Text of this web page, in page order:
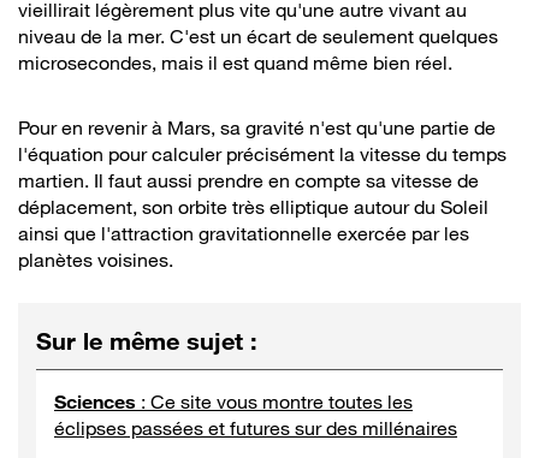
vieillirait légèrement plus vite qu'une autre vivant au
niveau de la mer. C'est un écart de seulement quelques
microsecondes, mais il est quand même bien réel.
Pour en revenir à Mars, sa gravité n'est qu'une partie de
l'équation pour calculer précisément la vitesse du temps
martien. Il faut aussi prendre en compte sa vitesse de
déplacement, son orbite très elliptique autour du Soleil
ainsi que l'attraction gravitationnelle exercée par les
planètes voisines.
Sur le même sujet :
Sciences : Ce site vous montre toutes les
éclipses passées et futures sur des millénaires